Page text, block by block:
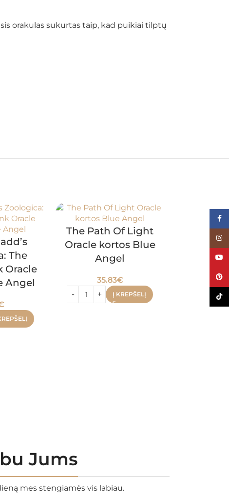
orakulas sukurtas taip, kad puikiai tilptų
The
Oracle
Angel
The Path Of Light
Oracle kortos Blue
Angel
35.83€
Į KREPŠELĮ
Jums
mes stengiamės vis labiau.